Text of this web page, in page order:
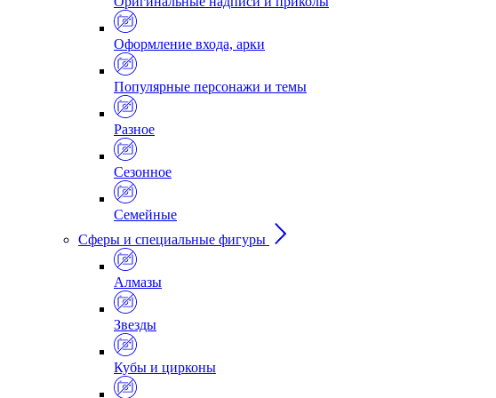
Оформление входа, арки
Популярные персонажи и темы
Разное
Сезонное
Семейные
Сферы и специальные фигуры
Алмазы
Звезды
Кубы и цирконы